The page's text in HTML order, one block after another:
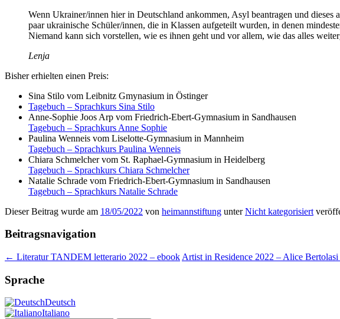
Wenn Ukrainer/innen hier in Deutschland ankommen, Asyl beantragen und
paar ukrainische Schüler/innen, die in Klassen aufgeteilt wurden, in denen
Niemand kann sich vorstellen, wie es ihnen geht und vor allem, wie das alles
Lenja
Bisher erhielten einen Preis:
Sina Stilo vom Leibnitz Gmynasium in Östinger
Tagebuch – Sprachkurs Sina Stilo
Anne-Sophie Joos Arp vom Friedrich-Ebert-Gymnasium in Sandhausen
Tagebuch – Sprachkurs Anne Sophie
Paulina Wenneis vom Liselotte-Gymnasium in Mannheim
Tagebuch – Sprachkurs Paulina Wenneis
Chiara Schmelcher vom St. Raphael-Gymnasium in Heidelberg
Tagebuch – Sprachkurs Chiara Schmelcher
Natalie Schrade vom Friedrich-Ebert-Gymnasium in Sandhausen
Tagebuch – Sprachkurs Natalie Schrade
Dieser Beitrag wurde am 18/05/2022 von heimannstiftung unterNicht kategorisiert
Beitragsnavigation
← Literatur TANDEM letterario 2022 – ebook Artist in Residence 2022 – Alice Bertolasi
Sprache
Deutsch
Italiano